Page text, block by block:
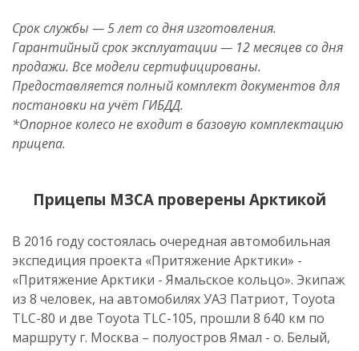
Срок службы — 5 лет со дня изготовления.
Гарантийный срок эксплуатации — 12 месяцев со дня
продажи. Все модели сертифицированы.
Предоставляется полный комплект документов для
постановки на учёт ГИБДД.
*Опорное колесо не входит в базовую комплектацию
прицепа.
Прицепы МЗСА проверены Арктикой
В 2016 году состоялась очередная автомобильная
экспедиция проекта «Притяжение Арктики» -
«Притяжение Арктики - Ямальское кольцо». Экипаж
из 8 человек, на автомобилях УАЗ Патриот, Toyota
TLC-80 и две Toyota TLC-105, прошли 8 640 км по
маршруту г. Москва – полуостров Ямал - о. Белый,